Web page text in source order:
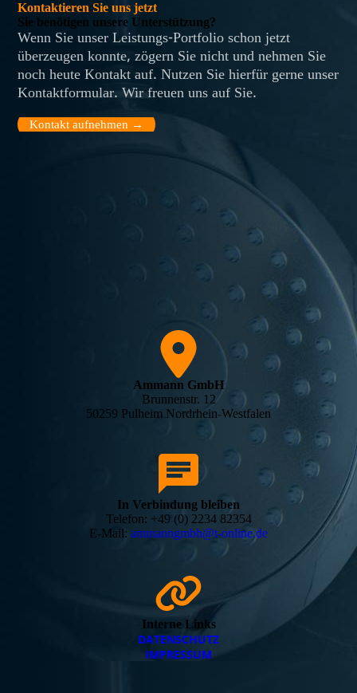
Kontaktieren Sie uns jetzt
Sie benötigen unsere Unterstützung?
Wenn Sie unser Leistungs-Portfolio schon jetzt
überzeugen konnte, zögern Sie nicht und nehmen Sie
noch heute Kontakt auf. Nutzen Sie hierfür gerne unser
Kontaktformular. Wir freuen uns auf Sie.
Kontakt aufnehmen →
Ammann GmbH
Brunnenstr. 12
50259 Pulheim Nordrhein-Westfalen
In Verbindung bleiben
Telefon: +49 (0) 2234 82354
E-Mail: ammanngmbh@t-online.de
Interne Links
DATEN­SCHUTZ
IMPRESSUM